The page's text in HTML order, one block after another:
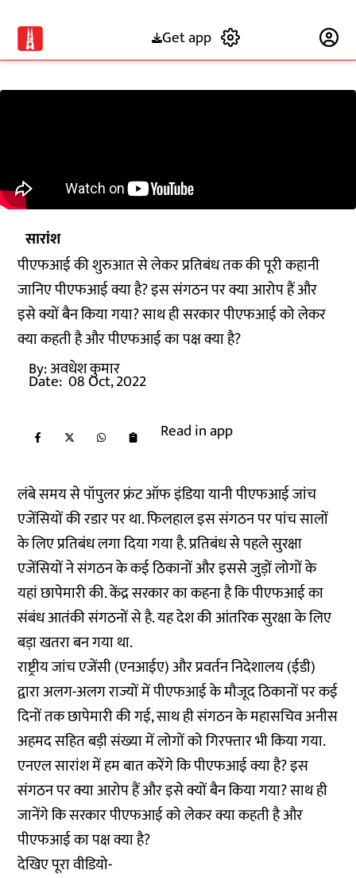
Get app
सारांश
पीएफआई की शुरुआत से लेकर प्रतिबंध तक की पूरी कहानी
जानिए पीएफआई क्या है? इस संगठन पर क्या आरोप हैं और
इसे क्यों बैन किया गया? साथ ही सरकार पीएफआई को लेकर
क्या कहती है और पीएफआई का पक्ष क्या है?
By:अवधेश कुमार
Date: 08 Oct, 2022
Read in app
लंबे समय से पॉपुलर फ्रंट ऑफ इंडिया यानी पीएफआई जांच
एजेंसियों की रडार पर था. फिलहाल इस संगठन पर पांच सालों
के लिए प्रतिबंध लगा दिया गया है. प्रतिबंध से पहले सुरक्षा
एजेंसियों ने संगठन के कई ठिकानों और इससे जुड़ों लोगों के
यहां छापेमारी की. केंद्र सरकार का कहना है कि पीएफआई का
संबंध आतंकी संगठनों से है. यह देश की आंतरिक सुरक्षा के लिए
बड़ा खतरा बन गया था.
राष्ट्रीय जांच एजेंसी (एनआईए) और प्रवर्तन निदेशालय (ईडी)
द्वारा अलग-अलग राज्यों में पीएफआई के मौजूद ठिकानों पर कई
दिनों तक छापेमारी की गई, साथ ही संगठन के महासचिव अनीस
अहमद सहित बड़ी संख्या में लोगों को गिरफ्तार भी किया गया.
एनएल सारांश में हम बात करेंगे कि पीएफआई क्या है? इस
संगठन पर क्या आरोप हैं और इसे क्यों बैन किया गया? साथ ही
जानेंगे कि सरकार पीएफआई को लेकर क्या कहती है और
पीएफआई का पक्ष क्या है?
देखिए पूरा वीडियो-